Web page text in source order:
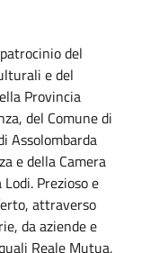
del
e del
Provincia
del Comune di
Assolombarda
e della Camera
Prezioso e
attraverso
da aziende e
Reale Mutua,